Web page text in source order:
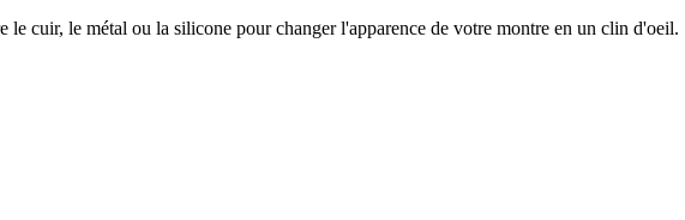
cuir, le métal ou la silicone pour changer l'apparence de votre montre en un clin d'oeil.